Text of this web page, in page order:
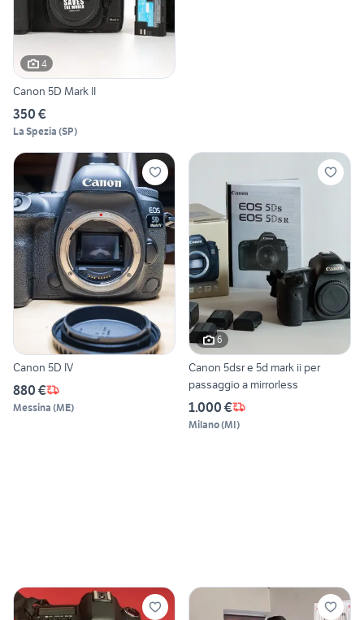
4
Canon 5D Mark II
350 €
La Spezia (SP)
Canon 5D IV
880 €
Messina (ME)
6
Canon 5dsr e 5d mark ii per
passaggio a mirrorless
1.000 €
Milano(MI)